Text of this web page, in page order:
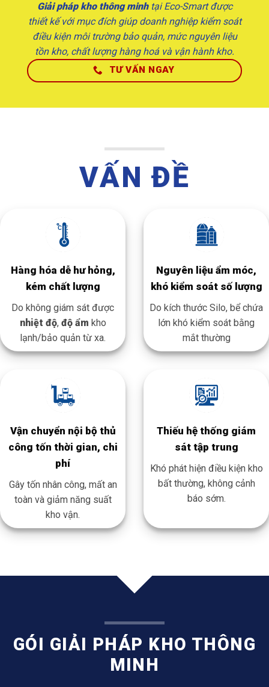
Giải pháp kho thông minhtại Eco-Smart được
thiết kế với mục đích giúp doanh nghiệp kiểm soát
điều kiện môi trường bảo quản, mức nguyên liệu
tồn kho, chất lượng hàng hoá và vận hành kho.
TƯ VẤN NGAY
VẤN ĐỀ
Hàng hóa dễ hư hỏng,
kém chất lượng
Do không giám sát được
nhiệt độ, độ ẩm kho
lạnh/bảo quản từ xa.
Nguyên liệu ẩm móc,
khó kiểm soát số lượng
Do kích thước Silo, bể chứa
lớn khó kiểm soát bằng
mắt thường
Vận chuyển nội bộ thủ
công tốn thời gian, chi
phí
Gây tốn nhân công, mất an
toàn và giảm năng suất
kho vận.
Thiếu hệ thống giám
sát tập trung
Khó phát hiện điều kiện kho
bất thường, không cảnh
báo sớm.
GÓI GIẢI PHÁP KHO THÔNG
MINH